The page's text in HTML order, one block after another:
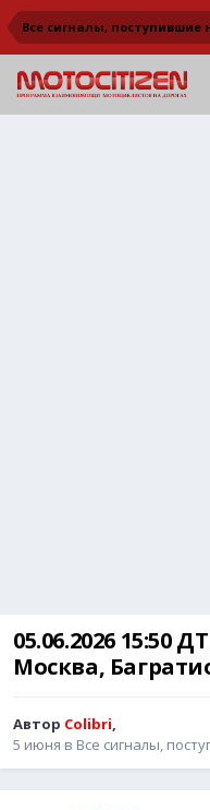
Все сигналы,
05.06.2026 15:50
Москва,
Автор Colibri,
5 июня в Все сигналы,